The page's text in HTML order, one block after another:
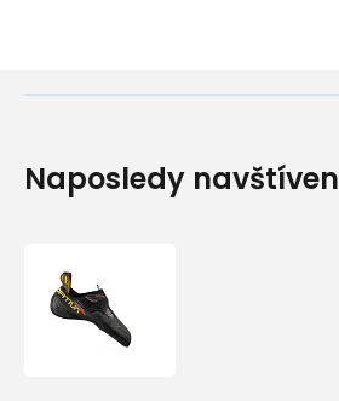
Naposledy